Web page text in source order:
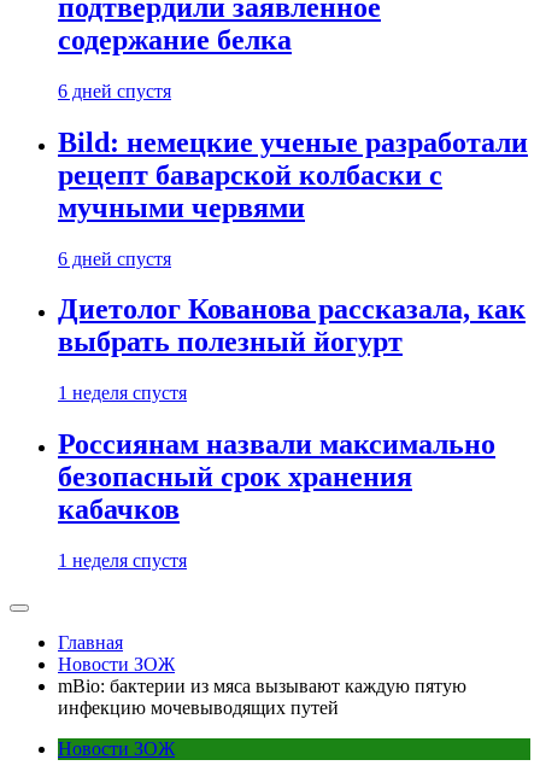
подтвердили заявленное
содержание белка
6 дней спустя
Bild: немецкие ученые разработали
рецепт баварской колбаски с
мучными червями
6 дней спустя
Диетолог Кованова рассказала, как
выбрать полезный йогурт
1 неделя спустя
Россиянам назвали максимально
безопасный срок хранения
кабачков
1 неделя спустя
Главная
Новости ЗОЖ
mBio: бактерии из мяса вызывают каждую пятую
инфекцию мочевыводящих путей
Новости ЗОЖ